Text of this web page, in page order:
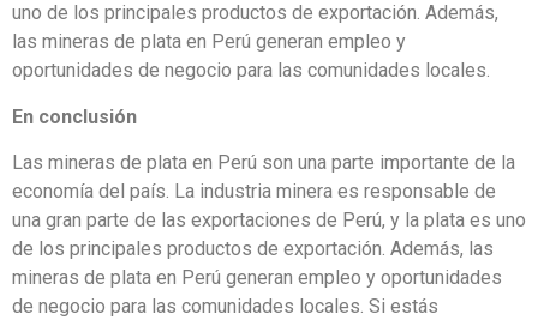
uno de los principales productos de exportación. Además,
las mineras de plata en Perú generan empleo y
oportunidades de negocio para las comunidades locales.
En conclusión
Las mineras de plata en Perú son una parte importante de la
economía del país. La industria minera es responsable de
una gran parte de las exportaciones de Perú, y la plata es uno
de los principales productos de exportación. Además, las
mineras de plata en Perú generan empleo y oportunidades
de negocio para las comunidades locales. Si estás